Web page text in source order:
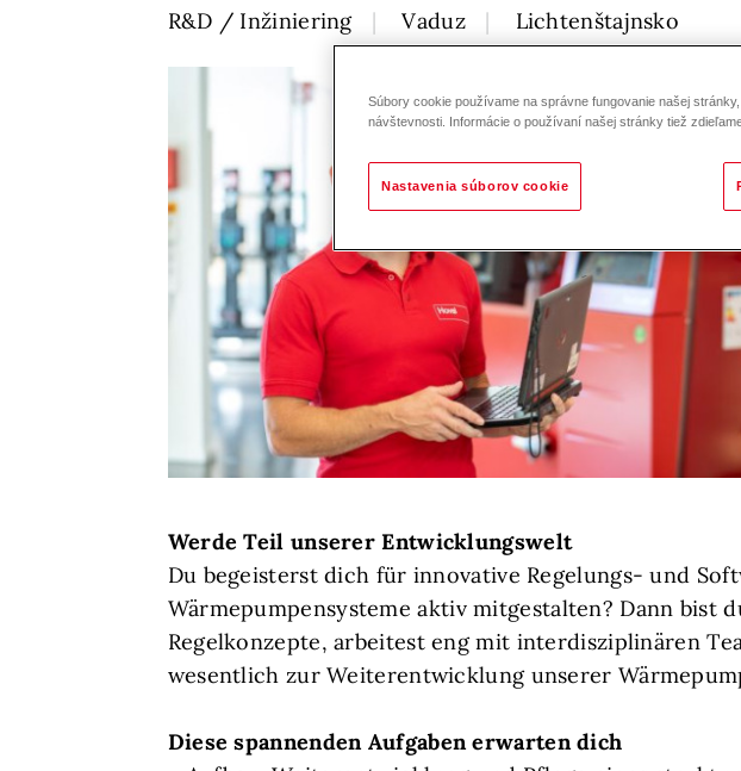
R&D / Inžiniering Vaduz Lichtenštajnsko
Werde Teil unserer Entwicklungswelt
Du begeisterst dich für innovative Regelungs- und
Wärmepumpensysteme aktiv mitgestalten? Dann
Regelkonzepte, arbeitest eng mit interdisziplinären
wesentlich zur Weiterentwicklung unserer
Diese spannenden Aufgaben erwarten dich
Súbory cookie používame na správne fungovanie našej
návštevnosti. Informácie o používaní našej stránky tiež
Nastavenia súborov cookie